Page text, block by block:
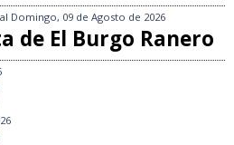
al Domingo, 09 de Agosto de 2026
de El Burgo Ranero